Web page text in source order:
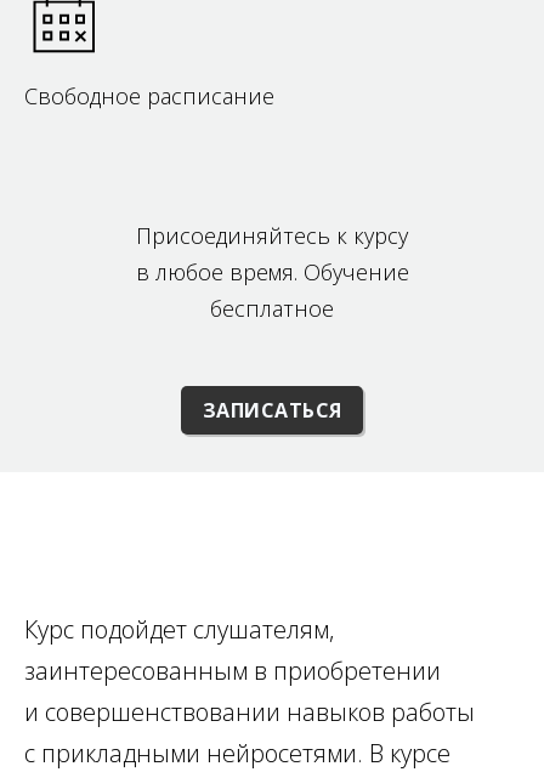
Свободное расписание
Присоединяйтесь к курсу
в любое время. Обучение
бесплатное
ЗАПИСАТЬСЯ
Курс подойдет слушателям,
заинтересованным в приобретении
и совершенствовании навыков работы
с прикладными нейросетями. В курсе